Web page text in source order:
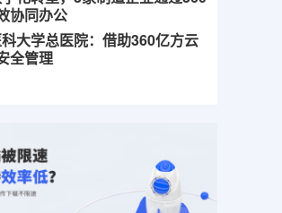
协同办公
大学总医院：借助360亿方云
全管理